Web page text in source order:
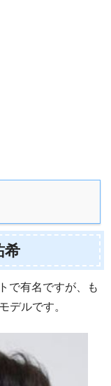
希
で有名ですが、も
デルです。